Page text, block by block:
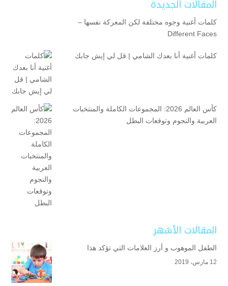
المقالات الجديدة
كلمات أغنية وجوه مختلفة لكن المعركة نفسها –
Different Faces
كلمات أغنية أنا بعدك الشامي | قل لي إيش جابك
كأس العالم 2026: المجموعات الكاملة والمنتخبات
العربية والنجوم وتوقعات البطل
المقالات الأشهر
الطفل الموهوب و أرز العلامات التي تؤكد هذا
12 مارس، 2019